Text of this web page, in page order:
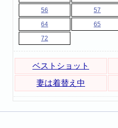
56
57
64
65
72
ベストショット
妻は着替え中